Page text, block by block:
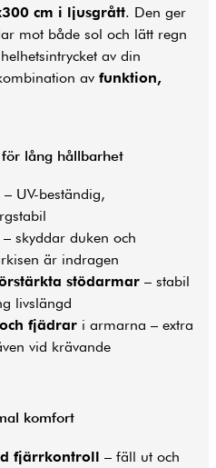
cm i ljusgrått. Den ger
mot både sol och lätt regn
av din
av funktion,
lång hållbarhet
– UV-beständig,
– skyddar duken och
är indragen
stödarmar – stabil
livslängd
fjädrar i armarna – extra
vid krävande
komfort
fjärrkontroll – fäll ut och